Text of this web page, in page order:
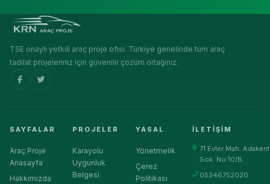
TSE onaylı yetkili araç proje ofisi. Türkiye genelinde tüm araç
tadilat projeleriniz için güvenilir çözüm ortağınız.
SAYFALAR
Araç Proje
Anasayfa
Hakkımızda
PROJELER
Karayolu
Uygunluk
Belgesi
YASAL
Yönetmelik
Çerez
Politikası
İLETIŞIM
71 Evler Mah. Adakent
Sok. No:10/B
05346752020